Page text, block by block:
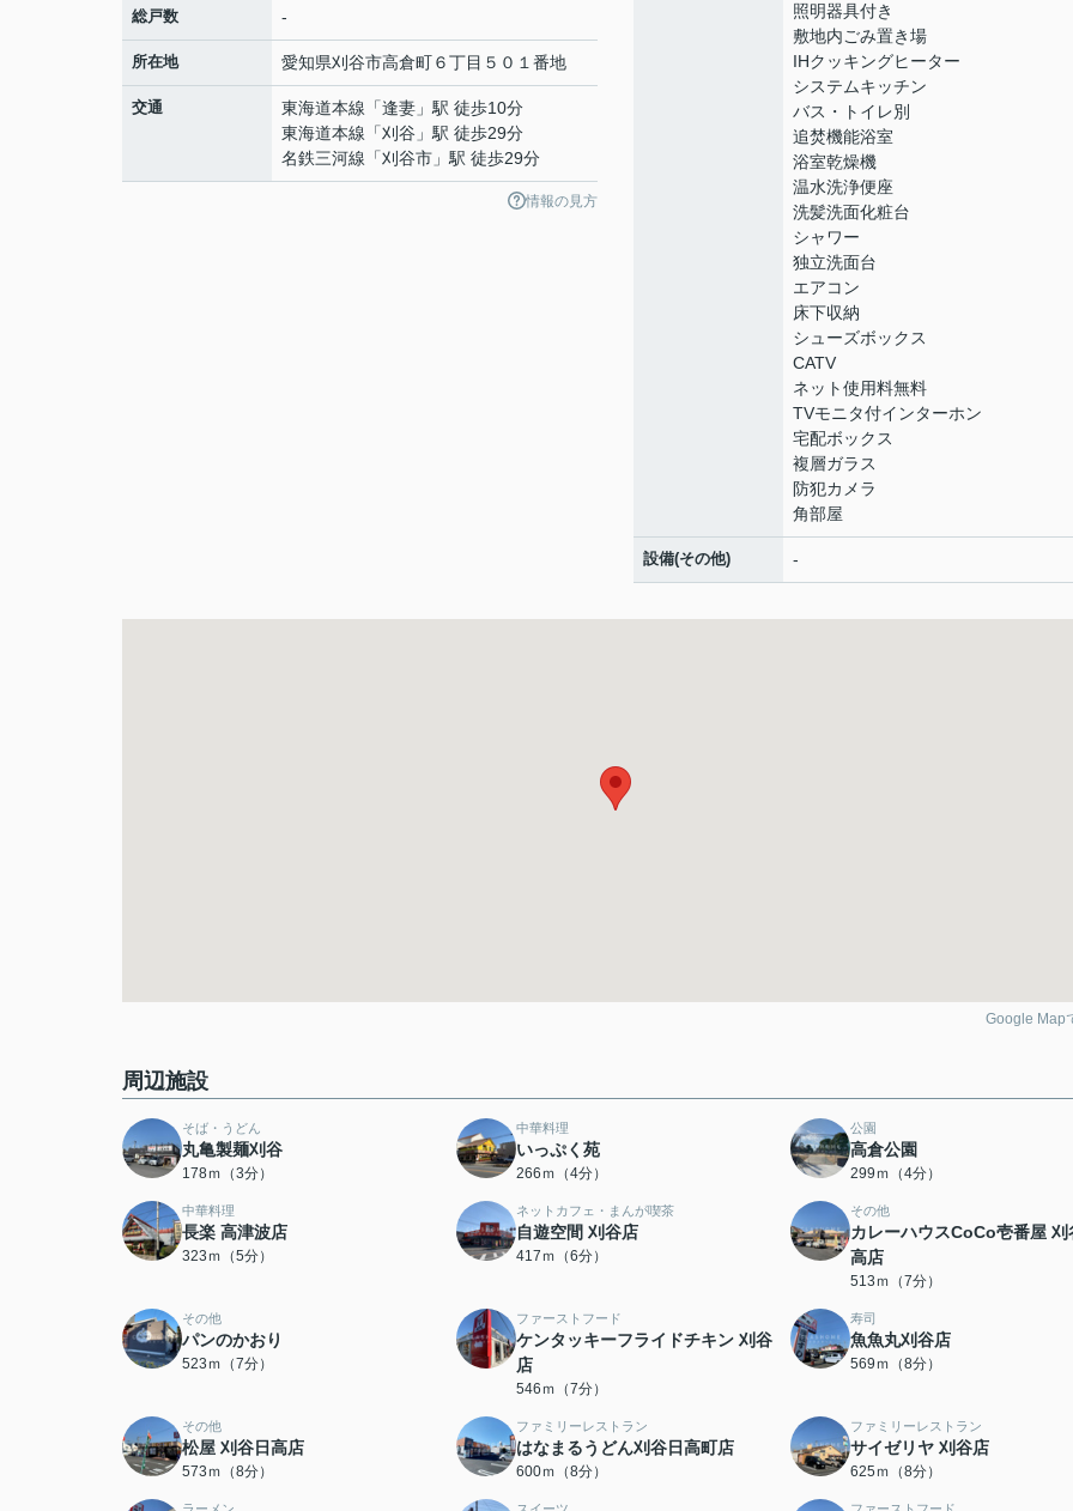
総戸数 -
所在地 愛知県刈谷市高倉町６丁目５０１番地
交通 東海道本線 「逢妻 」駅 徒歩10分
東海道本線 「刈谷 」駅 徒歩29分
名鉄三河線 「刈谷市 」駅 徒歩29分
情報の見方
照明器具付き
敷地内ごみ置き場
IHクッキングヒーター
システムキッチン
バス・トイレ別
追焚機能浴室
浴室乾燥機
温水洗浄便座
洗髪洗面化粧台
シャワー
独立洗面台
エアコン
床下収納
シューズボックス
CATV
ネット使用料無料
TVモニタ付インターホン
宅配ボックス
複層ガラス
防犯カメラ
角部屋
設備(その他) -
Google Map
周辺施設
そば・うどん
丸亀製麺刈谷
178ｍ（3分）
中華料理
いっぷく苑
266ｍ（4分）
公園
高倉公園
299ｍ（4分）
中華料理
長楽 高津波店
323ｍ（5分）
ネットカフェ・まんが喫茶
自遊空間 刈谷店
417ｍ（6分）
その他
カレーハウスCoCo壱番屋 刈
高店
513ｍ（7分）
その他
パンのかおり
523ｍ（7分）
ファーストフード
ケンタッキーフライドチキン 刈谷
店
546ｍ（7分）
寿司
魚魚丸刈谷店
569ｍ（8分）
その他
松屋 刈谷日高店
573ｍ（8分）
ファミリーレストラン
はなまるうどん刈谷日高町店
600ｍ（8分）
ファミリーレストラン
サイゼリヤ 刈谷店
625ｍ（8分）